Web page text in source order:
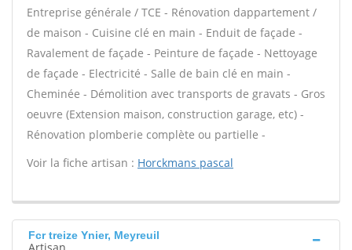
Entreprise générale / TCE - Rénovation dappartement /
de maison - Cuisine clé en main - Enduit de façade -
Ravalement de façade - Peinture de façade - Nettoyage
de façade - Electricité - Salle de bain clé en main -
Cheminée - Démolition avec transports de gravats - Gros
oeuvre (Extension maison, construction garage, etc) -
Rénovation plomberie complète ou partielle -
Voir la fiche artisan : Horckmans pascal
Fcr treize Ynier, Meyreuil